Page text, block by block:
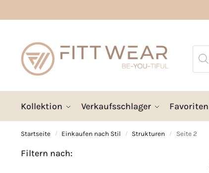
Kollektion Verkaufsschlager Favoriten
Startseite / Einkaufen nach Stil / Strukturen / Seite 2
Filtern nach: